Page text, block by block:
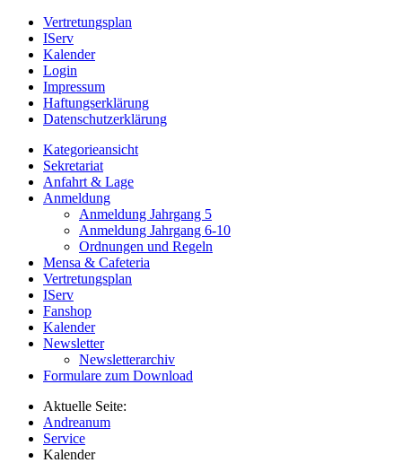
Vertretungsplan
IServ
Kalender
Login
Impressum
Haftungserklärung
Datenschutzerklärung
Kategorieansicht
Sekretariat
Anfahrt & Lage
Anmeldung
Anmeldung Jahrgang 5
Anmeldung Jahrgang 6-10
Ordnungen und Regeln
Mensa & Cafeteria
Vertretungsplan
IServ
Fanshop
Kalender
Newsletter
Newsletterarchiv
Formulare zum Download
Aktuelle Seite:
Andreanum
Service
Kalender